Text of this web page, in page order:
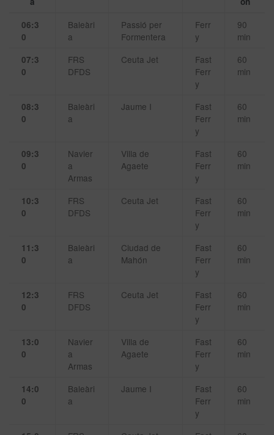
06:3
0
Baleàri
a
Passió per
Formentera
Ferr
y
90
min
07:3
0
FRS
DFDS
Ceuta Jet
Fast
Ferr
y
60
min
08:3
0
Baleàri
a
Jaume I
Fast
Ferr
y
60
min
09:3
0
Navier
a
Armas
Villa de
Agaete
Fast
Ferr
y
60
min
10:3
0
FRS
DFDS
Ceuta Jet
Fast
Ferr
y
60
min
11:3
0
Baleàri
a
Ciudad de
Mahón
Fast
Ferr
y
60
min
12:3
0
FRS
DFDS
Ceuta Jet
Fast
Ferr
y
60
min
13:0
0
Navier
a
Armas
Villa de
Agaete
Fast
Ferr
y
60
min
14:0
0
Baleàri
a
Jaume I
Fast
Ferr
y
60
min